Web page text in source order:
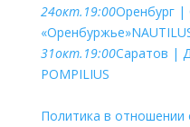
24окт. 19:00Оренбург |
«Оренбуржье»
31окт. 19:00Саратов |
POMPILIUS
Политика в отношении